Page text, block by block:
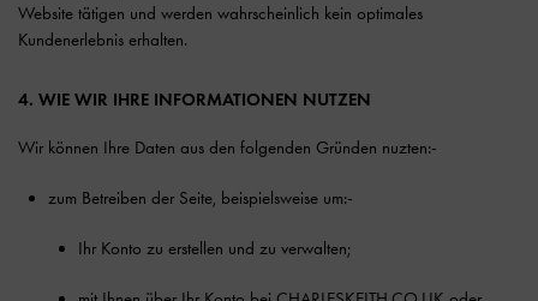
Website tätigen und werden wahrscheinlich kein optimales
Kundenerlebnis erhalten.
4. WIE WIR IHRE INFORMATIONEN NUTZEN
Wir können Ihre Daten aus den folgenden Gründen nuzten:-
zum Betreiben der Seite, beispielsweise um:-
Ihr Konto zu erstellen und zu verwalten;